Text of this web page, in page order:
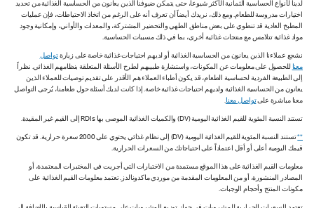
لدينا لأنواع الحساسية الثمانية الأكثر شيوعاً، حتى يتمكن ضيوفنا الذين يعانون من الحساسية الغذائية من تحديد
اختيارات مدروسة للطعام. ومع ذلك، نريدك أيضاً أن تعرف أنه على الرغم من اتخاذ الاحتياطات، فإن عمليات
المطبخ العادية قد تنطوي على بعض مناطق الطهي والتحضير المشتركة، والمعدات والأواني، وإمكانية وجود
مواد غذائية تتلامس مع منتجات غذائية أخرى، بما في ذلك مسببات الحساسية.
نشجع عملاءنا الذين يعانون من الحساسية الغذائية أو لديهم احتياجات غذائية خاصة على زيارةتواصل
معنا للحصول على معلومات عن المكونات، واستشارة طبيبهم لطرح الأسئلة المتعلقة بنظامهم الغذائي. نظراً
إلى الطبيعة الفردية لحساسية الطعام، قد يكون أطباء العملاء هم الأقدر على تقديم توصيات للعملاء الذين
يعانون من الحساسية الغذائية ولديهم احتياجات غذائية خاصة. إذا كانت لديك أسئلة حول طعامنا، يُرجى التواصل
معنا مباشرة علىتواصل معنا.
تستند النسبة المئوية للقيم الغذائية اليومية (DV) والكميات الغذائية الموصى بها RDIs إلى القيم غير المقيدة.
**
تستند النسبة المئوية للقيم الغذائية اليومية (DV) إلى نظام غذائي يحتوي على 2000 سعرة حرارية. قد تكون
قيمك اليومية أعلى أو أقل اعتماداً على احتياجاتك من السعرات الحرارية.
معلومات القيم الغذائية على هذا الموقع مستمدة من الاختبارات التي أجريت في المختبرات المعتمدة، أو
المصادر المنشورة، أو من المعلومات المقدمة من موردي ماكدونالدز. تعتمد معلومات القيم الغذائية على
مكونات المنتج وأحجام الوجبات.